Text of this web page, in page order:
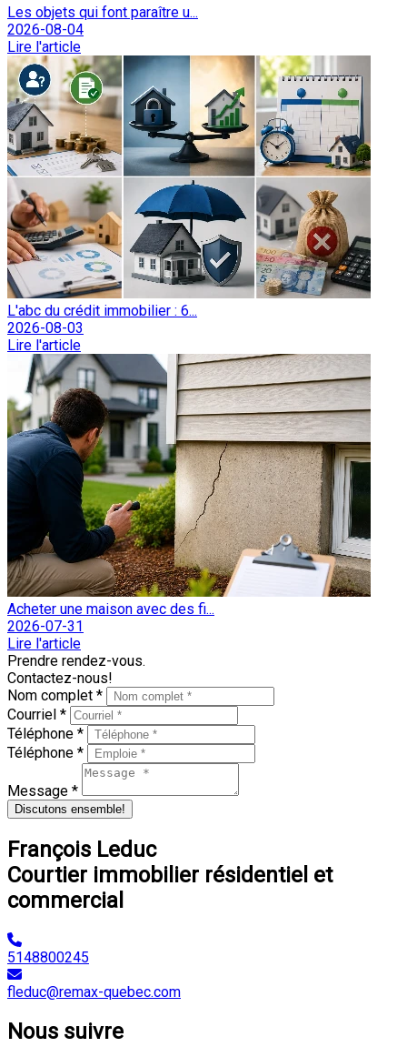
Les objets qui font paraître u...
2026-08-04
Lire l'article
L'abc du crédit immobilier : 6...
2026-08-03
Lire l'article
Acheter une maison avec des fi...
2026-07-31
Lire l'article
Prendre rendez-vous.
Contactez-nous!
Nom complet *
Courriel *
Téléphone *
Téléphone *
Message *
Discutons ensemble!
François Leduc
Courtier immobilier résidentiel et
commercial
5148800245
fleduc@remax-quebec.com
Nous suivre